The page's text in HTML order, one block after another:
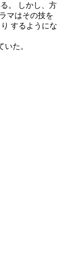
。 しかし、方
マはその技を
するようにな
た。